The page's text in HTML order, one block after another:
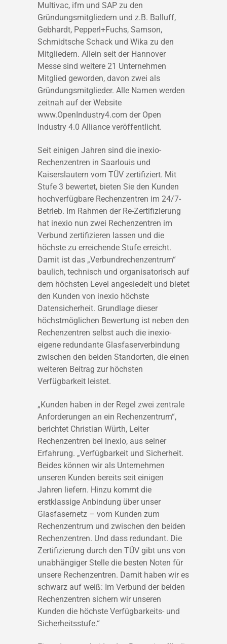
Multivac, ifm und SAP zu den
Gründungsmitgliedern und z.B. Balluff,
Gebhardt, Pepperl+Fuchs, Samson,
Schmidtsche Schack und Wika zu den
Mitgliedern. Allein seit der Hannover
Messe sind weitere 21 Unternehmen
Mitglied geworden, davon zwei als
Gründungsmitglieder. Alle Namen werden
zeitnah auf der Website
www.OpenIndustry4.com der Open
Industry 4.0 Alliance veröffentlicht.
Seit einigen Jahren sind die inexio-
Rechenzentren in Saarlouis und
Kaiserslautern vom TÜV zertifiziert. Mit
Stufe 3 bewertet, bieten Sie den Kunden
hochverfügbare Rechenzentren im 24/7-
Betrieb. Im Rahmen der Re-Zertifizierung
hat inexio nun zwei Rechenzentren im
Verbund zertifizieren lassen und die
höchste zu erreichende Stufe erreicht.
Damit ist das „Verbundrechenzentrum“
baulich, technisch und organisatorisch auf
dem höchsten Level angesiedelt und bietet
den Kunden von inexio höchste
Datensicherheit. Grundlage dieser
höchstmöglichen Bewertung ist neben den
Rechenzentren selbst auch die inexio-
eigene redundante Glasfaserverbindung
zwischen den beiden Standorten, die einen
weiteren Beitrag zur höchsten
Verfügbarkeit leistet.
„Kunden haben in der Regel zwei zentrale
Anforderungen an ein Rechenzentrum“,
berichtet Christian Würth, Leiter
Rechenzentren bei inexio, aus seiner
Erfahrung. „Verfügbarkeit und Sicherheit.
Beides können wir als Unternehmen
unseren Kunden bereits seit einigen
Jahren liefern. Hinzu kommt die
erstklassige Anbindung über unser
Glasfasernetz – vom Kunden zum
Rechenzentrum und zwischen den beiden
Rechenzentren. Und dass redundant. Die
Zertifizierung durch den TÜV gibt uns von
unabhängiger Stelle die besten Noten für
unsere Rechenzentren. Damit haben wir es
schwarz auf weiß: Im Verbund der beiden
Rechenzentren sichern wir unseren
Kunden die höchste Verfügbarkeits- und
Sicherheitsstufe.“